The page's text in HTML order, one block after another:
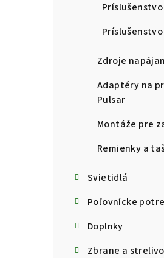
Zdroje
Adaptéry na
Pulsar
Montáže pre
Remienky a
Svietidlá
Poľovnícke
Doplnky
Zbrane a strelivo